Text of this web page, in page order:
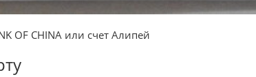
OF CHINA или счет Алипей